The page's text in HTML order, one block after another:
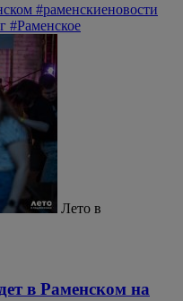
#раменскиеновости
#Раменское
Лето в
в Раменском на